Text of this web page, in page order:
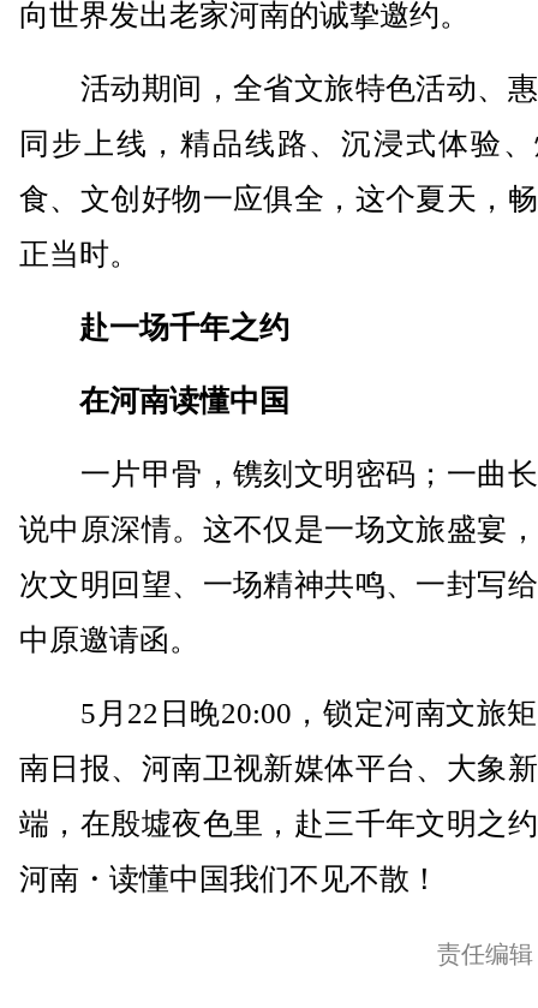
向世界发出老家河南的诚挚邀约。
活动期间，全省文旅特色活动、
同步上线，精品线路、沉浸式体验
食、文创好物一应俱全，这个夏天，
正当时。
赴一场千年之约
在河南读懂中国
一片甲骨，镌刻文明密码；一曲
说中原深情。这不仅是一场文旅盛宴
次文明回望、一场精神共鸣、一封写
中原邀请函。
5月22日晚20:00，锁定河南文旅
南日报、河南卫视新媒体平台、大象
端，在殷墟夜色里，赴三千年文明之
河南・读懂中国我们不见不散！
责任编